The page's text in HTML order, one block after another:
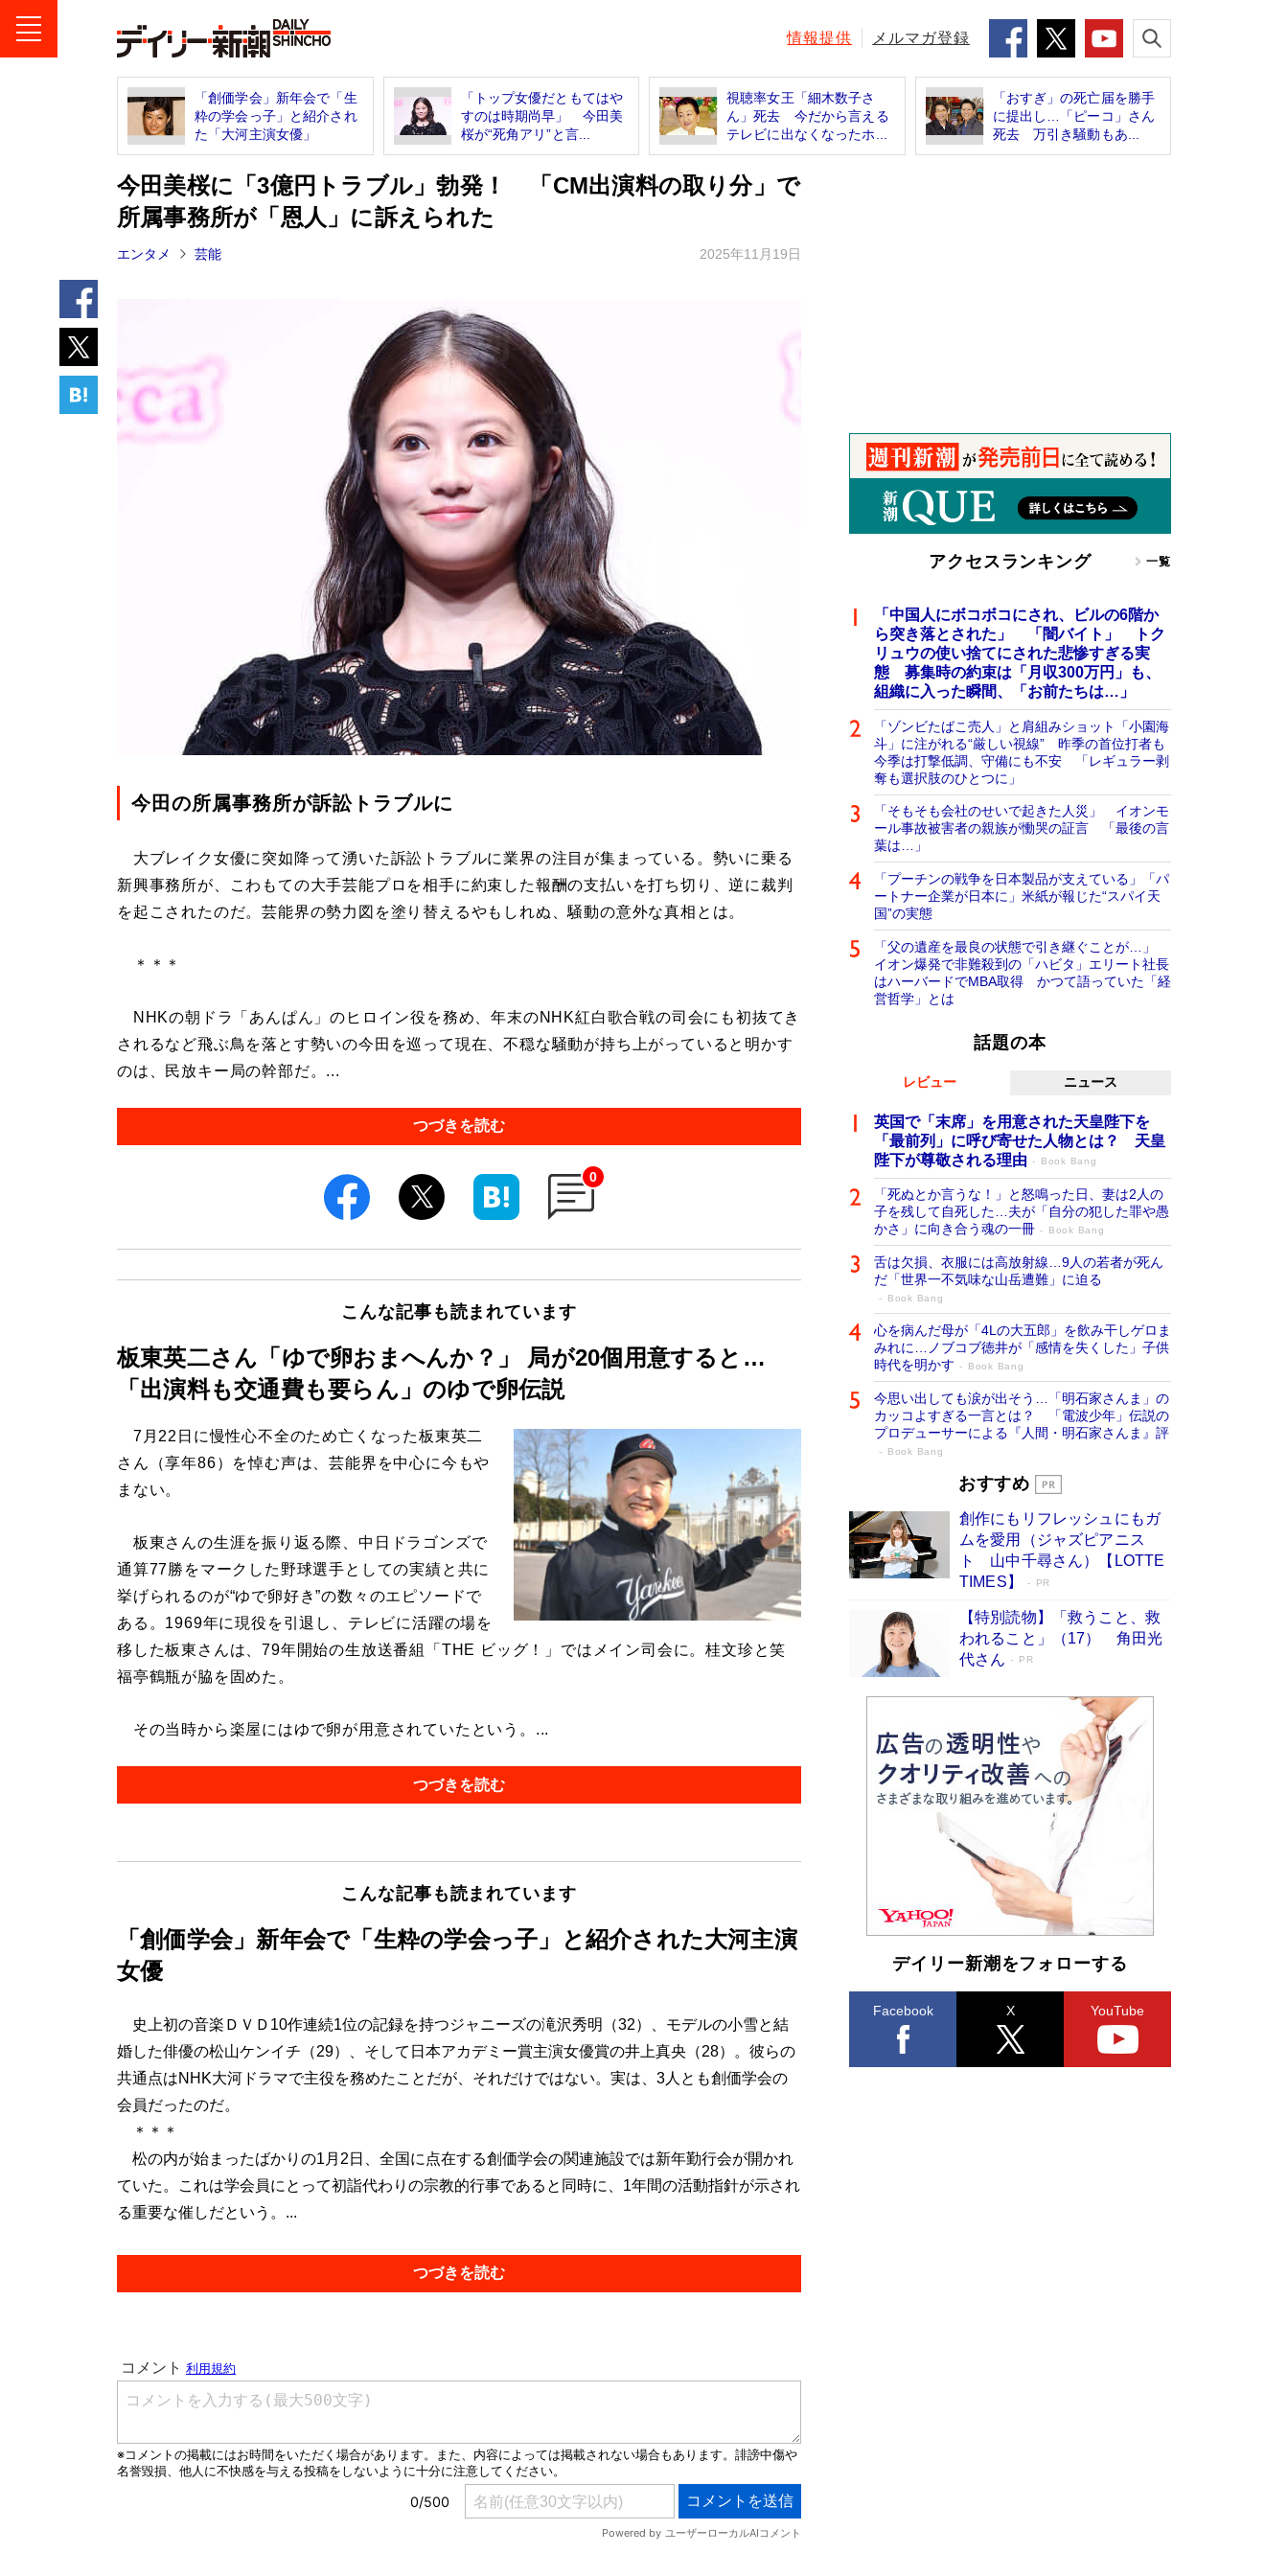
情報提供 メルマガ登録
「創価学会」新年会で「生
粋の学会っ子」と紹介され
た「大河主演女優」
「トップ女優だともてはや
すのは時期尚早」 今田美
桜が“死角アリ”と言...
視聴率女王「細木数子さ
ん」死去 今だから言える
テレビに出なくなったホ...
「おすぎ」の死亡届を勝手
に提出し…「ピーコ」さん
死去 万引き騒動もあ...
今田美桜に「3億円トラブル」勃発！ 「CM出演料の取り分」で
所属事務所が「恩人」に訴えられた
エンタメ 芸能 2025年11月19日
今田の所属事務所が訴訟トラブルに
大ブレイク女優に突如降って湧いた訴訟トラブルに業界の注目が集まっている。勢いに乗る
新興事務所が、こわもての大手芸能プロを相手に約束した報酬の支払いを打ち切り、逆に裁判
を起こされたのだ。芸能界の勢力図を塗り替えるやもしれぬ、騒動の意外な真相とは。
＊＊＊
NHKの朝ドラ「あんぱん」のヒロイン役を務め、年末のNHK紅白歌合戦の司会にも初抜てき
されるなど飛ぶ鳥を落とす勢いの今田を巡って現在、不穏な騒動が持ち上がっていると明かす
のは、民放キー局の幹部だ。...
つづきを読む
0
こんな記事も読まれています
板東英二さん「ゆで卵おまへんか？」 局が20個用意すると…
「出演料も交通費も要らん」のゆで卵伝説
7月22日に慢性心不全のため亡くなった板東英二
さん（享年86）を悼む声は、芸能界を中心に今もや
まない。
板東さんの生涯を振り返る際、中日ドラゴンズで
通算77勝をマークした野球選手としての実績と共に
挙げられるのが“ゆで卵好き”の数々のエピソードで
ある。1969年に現役を引退し、テレビに活躍の場を
移した板東さんは、79年開始の生放送番組「THE ビッグ！」ではメイン司会に。桂文珍と笑
福亭鶴瓶が脇を固めた。
その当時から楽屋にはゆで卵が用意されていたという。...
つづきを読む
こんな記事も読まれています
「創価学会」新年会で「生粋の学会っ子」と紹介された大河主演
女優
史上初の音楽ＤＶＤ10作連続1位の記録を持つジャニーズの滝沢秀明（32）、モデルの小雪と結
婚した俳優の松山ケンイチ（29）、そして日本アカデミー賞主演女優賞の井上真央（28）。彼らの
共通点はNHK大河ドラマで主役を務めたことだが、それだけではない。実は、3人とも創価学会の
会員だったのだ。
＊＊＊
松の内が始まったばかりの1月2日、全国に点在する創価学会の関連施設では新年勤行会が開かれ
ていた。これは学会員にとって初詣代わりの宗教的行事であると同時に、1年間の活動指針が示され
る重要な催しだという。...
つづきを読む
アクセスランキング 一覧
「中国人にボコボコにされ、ビルの6階か
ら突き落とされた」 「闇バイト」 トク
リュウの使い捨てにされた悲惨すぎる実
態 募集時の約束は「月収300万円」も、
組織に入った瞬間、「お前たちは…」
「ゾンビたばこ売人」と肩組みショット「小園海
斗」に注がれる“厳しい視線” 昨季の首位打者も
今季は打撃低調、守備にも不安 「レギュラー剥
奪も選択肢のひとつに」
「そもそも会社のせいで起きた人災」 イオンモ
ール事故被害者の親族が慟哭の証言 「最後の言
葉は…」
「プーチンの戦争を日本製品が支えている」「パ
ートナー企業が日本に」米紙が報じた“スパイ天
国”の実態
「父の遺産を最良の状態で引き継ぐことが…」
イオン爆発で非難殺到の「ハビタ」エリート社長
はハーバードでMBA取得 かつて語っていた「経
営哲学」とは
話題の本
レビュー ニュース
英国で「末席」を用意された天皇陛下を
「最前列」に呼び寄せた人物とは？ 天皇
陛下が尊敬される理由
Book Bang
「死ぬとか言うな！」と怒鳴った日、妻は2人の
子を残して自死した…夫が「自分の犯した罪や愚
かさ」に向き合う魂の一冊
Book Bang
舌は欠損、衣服には高放射線…9人の若者が死ん
だ「世界一不気味な山岳遭難」に迫る
Book Bang
心を病んだ母が「4Lの大五郎」を飲み干しゲロま
みれに…ノブコブ徳井が「感情を失くした」子供
時代を明かす
Book Bang
今思い出しても涙が出そう…「明石家さんま」の
カッコよすぎる一言とは？ 「電波少年」伝説の
プロデューサーによる『人間・明石家さんま』評
Book Bang
「『火垂るの墓』は、大嘘である」原作者
は描きたくない」監督が徹底的にこだわっ
たこと（後編） #戦争の記憶
Book Bang
「叱って伸びるやつは、褒めたらもっと伸びる」
俳優・高嶋政伸が家族に教わった“人を育てるコ
ツ”…芸への考え方を明かす
Book Bang
美輪明宏 晩年の回答を集めた『ほほえんで生き
るための人生相談』がランクイン［エンターテイ
メントベストセラー］
「宇宙兄弟」最終46巻がベストセラー1位 宇宙
開発への関心を押し上げた18年の物語に幕 特装
版には「宇宙で描かれたマンガ」も収録
Book Bang
友近氏、絶賛！ 鎌倉を舞台に、孤独を抱えた
人々が新たな一歩を踏み出す連作短篇集『海のほ
とりのプラネット』試し読み
Book Bang
おすすめ
創作にもリフレッシュにもガ
ムを愛用（ジャズピアニス
ト 山中千尋さん）【LOTTE
TIMES】
PR
【特別読物】「救うこと、救
われること」（17） 角田光
代さん
PR
デイリー新潮をフォローする
Facebook X YouTube